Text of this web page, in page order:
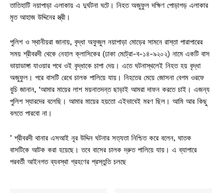
তাতিহাটি নয়াপাড়া এলাকায় এ দুর্ঘটনা ঘটে। নিহত অজুফুল দক্ষিণ পোড়াগড় এলাকার
মৃত আহাজ উদ্দিনের স্ত্রী।
পুলিশ ও স্থানীয়রা জানায়, বৃদ্ধা অফুজুল নয়াপাড়া মোড়ের সামনে রাস্তা পারাপারের
সময় শ্রীবরদী থেকে নেহাল ক্লাসিকের (ঢাকা মেট্রো-ব-১৪-৯২০২) নামে একটি বাস
ভায়াডাঙ্গা যাওয়ার পথে ওই বৃদ্ধাকে চাপা দেয়। এতে ঘটনাস্থলেই নিহত হয় বৃদ্ধা
অজুফুল। পরে বাসটি রেখে চালক পালিয়ে যায়। নিহতের মেয়ে জোসনা বেগম ওরফে
বুচি জানান, ‘আমার মায়ের লাশ ময়নাতদন্ত ছাড়াই আমরা দাফন করতে চাই। এজন্য
পুলিশ স্যারদের বলেছি। আমার মায়ের হয়তো এইভাবেই মরণ ছিল। আমি আর কিছু
বলতে পারবো না।
’ শ্রীবরদী থানার এসআই নূর উদ্দিন ঘটনার সত্যতা নিশ্চিত করে বলেন, ঘাতক
বাসটিকে আটক করা হয়েছে। তবে বাসের চালক দ্রুত পালিয়ে যায়। এ ব্যাপারে
পরবর্তী আইনগত ব্যবস্থা গ্রহণের প্রস্তুতি চলছে